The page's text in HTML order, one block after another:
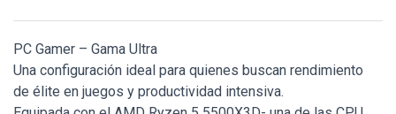
PC Gamer – Gama Ultra
Una configuración ideal para quienes buscan rendimiento
de élite en juegos y productividad intensiva.